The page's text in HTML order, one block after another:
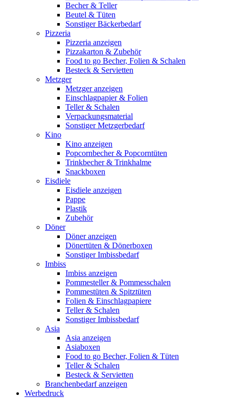
Becher & Teller
Beutel & Tüten
Sonstiger Bäckerbedarf
Pizzeria
Pizzeria anzeigen
Pizzakarton & Zubehör
Food to go Becher, Folien & Schalen
Besteck & Servietten
Metzger
Metzger anzeigen
Einschlagpapier & Folien
Teller & Schalen
Verpackungsmaterial
Sonstiger Metzgerbedarf
Kino
Kino anzeigen
Popcornbecher & Popcorntüten
Trinkbecher & Trinkhalme
Snackboxen
Eisdiele
Eisdiele anzeigen
Pappe
Plastik
Zubehör
Döner
Döner anzeigen
Dönertüten & Dönerboxen
Sonstiger Imbissbedarf
Imbiss
Imbiss anzeigen
Pommesteller & Pommesschalen
Pommestüten & Spitztüten
Folien & Einschlagpapiere
Teller & Schalen
Sonstiger Imbissbedarf
Asia
Asia anzeigen
Asiaboxen
Food to go Becher, Folien & Tüten
Teller & Schalen
Besteck & Servietten
Branchenbedarf anzeigen
Werbedruck